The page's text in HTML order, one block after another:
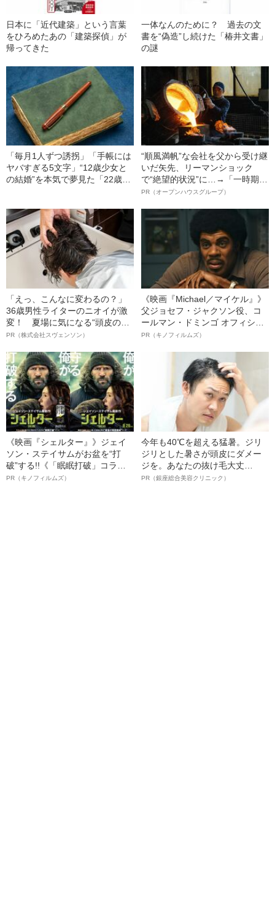
日本に「近代建築」という言葉
をひろめたあの「建築探偵」が
帰ってきた
一体なんのために？ 過去の文
書を“偽造”し続けた「椿井文書」
の謎
「毎月1人ずつ誘拐」「手帳には
ヤバすぎる5文字」“12歳少女と
の結婚”を本気で夢見た「22歳男
“順風満帆”な会社を父から受け継
いだ矢先、リーマンショック
で“絶望的状況”に…→「一時期は
納品3年待ち」のヒット商品を生
明かす、“逆転の戦術”
PR（オープンハウスグループ）
「えっ、こんなに変わるの？」
36歳男性ライターのニオイが激
変！ 夏場に気になる“頭皮のニ
オイ”や“ベタつき”を解消す
ト”が生み出した徹底ケアとは
PR（株式会社スヴェンソン）
《映画『Michael／マイケル』》
父ジョセフ・ジャクソン役、コ
ールマン・ドミンゴ オフィシャ
ルインタビュー“観客を魅了した
語る”《日本興収70億円突破》
PR（キノフィルムズ）
《映画『シェルター』》ジェイ
ソン・ステイサムがお盆を“打
破”する!!《「眠眠打破」コラ
ボ》
PR（キノフィルムズ）
今年も40℃を超える猛暑。ジリ
ジリとした暑さが頭皮にダメー
ジを。あなたの抜け毛大丈
夫！？
PR（銀座総合美容クリニック）